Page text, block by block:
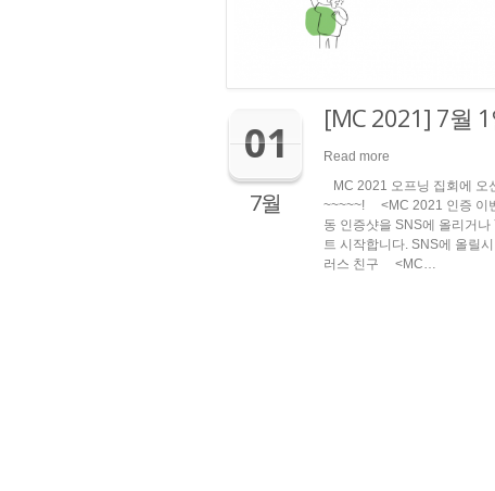
01
7월
[MC 2021] 7월
Read more
MC 2021 오프닝 집회에 오
~~~~~! <MC 2021 인증 이
동 인증샷을 SNS에 올리거
트 시작합니다. SNS에 올릴
러스 친구 <MC…